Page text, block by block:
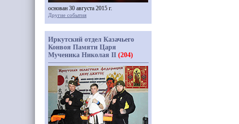
основан 30 августа 2015 г.
Другие события
Иркутский отдел Казачьего
Конвоя Памяти Царя
Мученика Николая II (204)